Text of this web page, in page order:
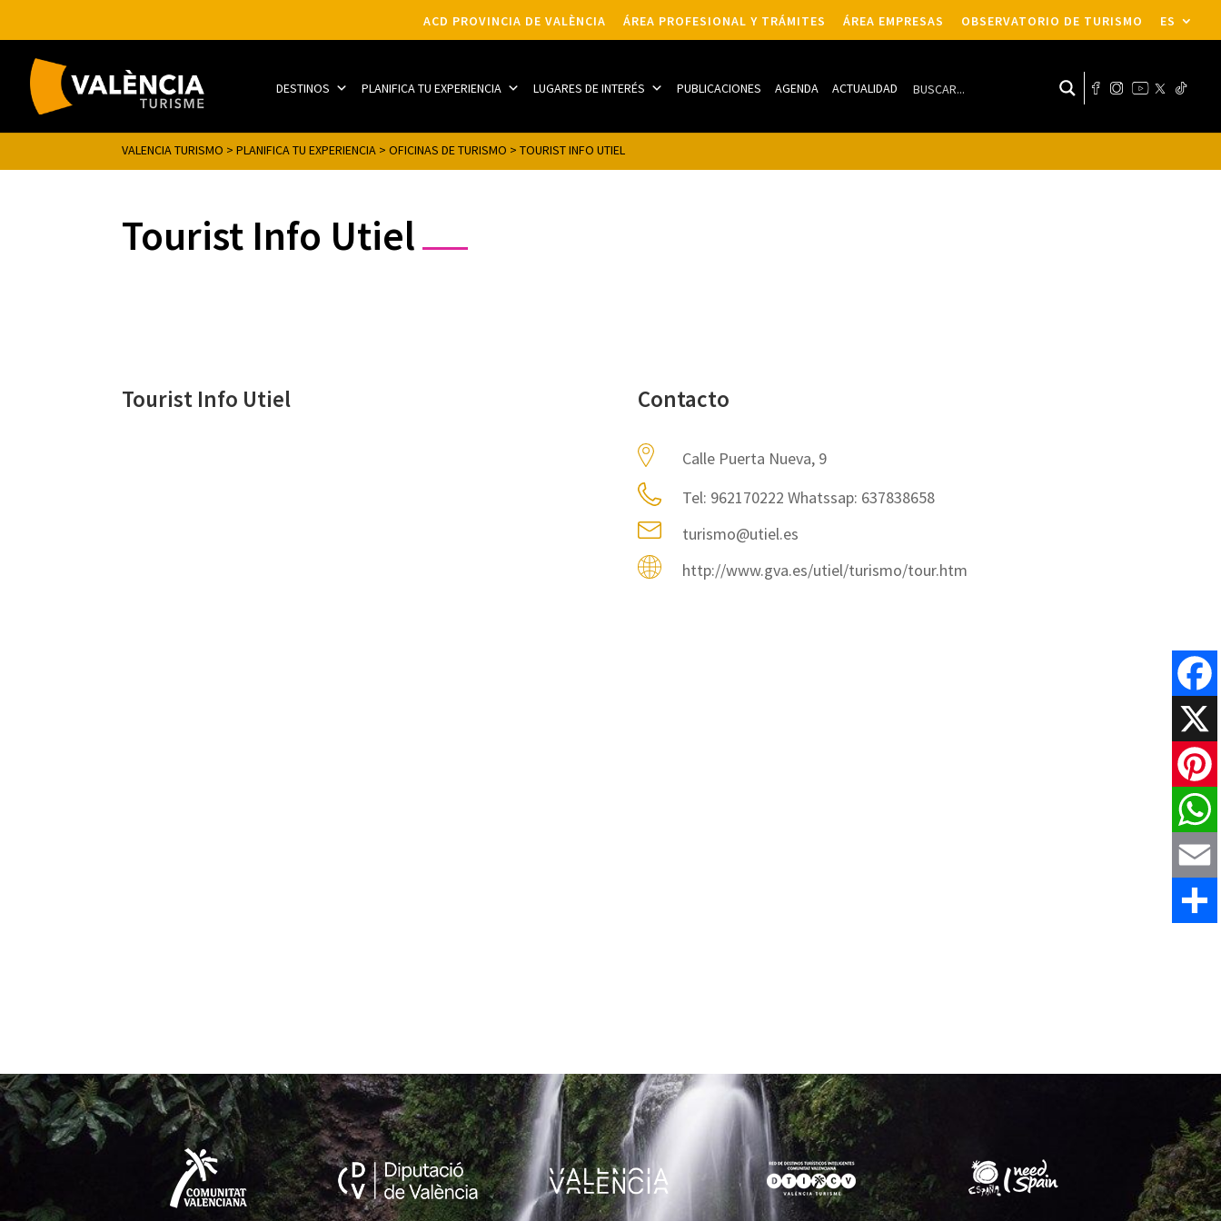
ACD PROVINCIA DE VALÈNCIA ÁREA PROFESIONAL Y TRÁMITES ÁREA EMPRESAS OBSERVATORIO DE TURISMO ES
DESTINOS PLANIFICA TU EXPERIENCIA LUGARES DE INTERÉS PUBLICACIONES AGENDA ACTUALIDAD
VALENCIA TURISMO >PLANIFICA TU EXPERIENCIA >OFICINAS DE TURISMO >TOURIST INFO UTIEL
Tourist Info Utiel
Tourist Info Utiel Contacto
Calle Puerta Nueva, 9
Tel: 962170222 Whatssap: 637838658
turismo@utiel.es
http://www.gva.es/utiel/turismo/tour.htm
X
Email